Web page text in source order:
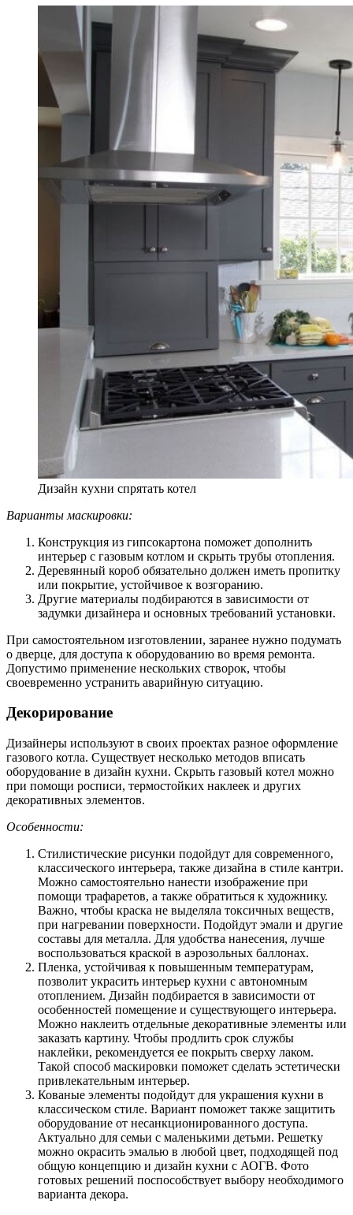
Дизайн кухни спрятать котел
Варианты маскировки:
Конструкция из гипсокартона поможет дополнить
интерьер с газовым котлом и скрыть трубы отопления.
Деревянный короб обязательно должен иметь пропитку
или покрытие, устойчивое к возгоранию.
Другие материалы подбираются в зависимости от
задумки дизайнера и основных требований установки.
При самостоятельном изготовлении, заранее нужно подумать
о дверце, для доступа к оборудованию во время ремонта.
Допустимо применение нескольких створок, чтобы
своевременно устранить аварийную ситуацию.
Декорирование
Дизайнеры используют в своих проектах разное оформление
газового котла. Существует несколько методов вписать
оборудование в дизайн кухни. Скрыть газовый котел можно
при помощи росписи, термостойких наклеек и других
декоративных элементов.
Особенности:
Стилистические рисунки подойдут для современного,
классического интерьера, также дизайна в стиле кантри.
Можно самостоятельно нанести изображение при
помощи трафаретов, а также обратиться к художнику.
Важно, чтобы краска не выделяла токсичных веществ,
при нагревании поверхности. Подойдут эмали и другие
составы для металла. Для удобства нанесения, лучше
воспользоваться краской в аэрозольных баллонах.
Пленка, устойчивая к повышенным температурам,
позволит украсить интерьер кухни с автономным
отоплением. Дизайн подбирается в зависимости от
особенностей помещение и существующего интерьера.
Можно наклеить отдельные декоративные элементы или
заказать картину. Чтобы продлить срок службы
наклейки, рекомендуется ее покрыть сверху лаком.
Такой способ маскировки поможет сделать эстетически
привлекательным интерьер.
Кованые элементы подойдут для украшения кухни в
классическом стиле. Вариант поможет также защитить
оборудование от несанкционированного доступа.
Актуально для семьи с маленькими детьми. Решетку
можно окрасить эмалью в любой цвет, подходящей под
общую концепцию и дизайн кухни с АОГВ. Фото
готовых решений поспособствует выбору необходимого
варианта декора.